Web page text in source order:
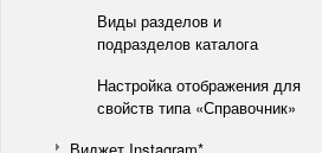
Виды разделов и
подразделов каталога
Настройка отображения для
свойств типа «Справочник»